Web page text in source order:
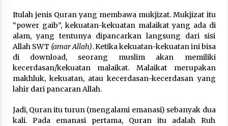
Itulah jenis Quran yang membawa mukjizat. Mukjizat itu
“power gaib”, kekuatan-kekuatan malaikat yang ada di
alam, yang tentunya dipancarkan langsung dari sisi
Allah SWT (amar Allah). Ketika kekuatan-kekuatan ini bisa
di download, seorang muslim akan memiliki
kecerdasan/kekuatan malaikat. Malaikat merupakan
makhluk, kekuatan, atau kecerdasan-kecerdasan yang
lahir dari pancaran Allah.
Jadi, Quran itu turun (mengalami emanasi) sebanyak dua
kali. Pada emanasi pertama, Quran itu adalah Ruh